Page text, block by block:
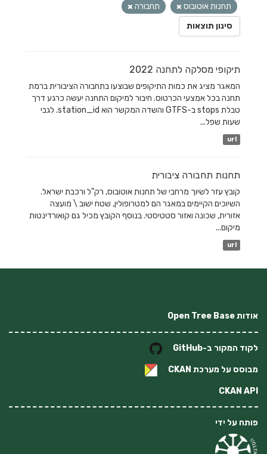
תחנות אוטובוס
תחבורה
סינון תוצאות
תיקופי מסלקה לתחנה 2022
המאגר מציג את כמות התיקופים שבוצעו בתחבורה הציבורית ברמת
תחנה בכל אמצעי הכרטוס. חיבור למיקום התחנה יעשה כרגע דרך
טבלת stops ב-GTFS והשדה המקשר הוא station_id. לגבי
שעות שפל...
url
תחנות תחבורה ציבורית
קובץ עזר לשיוך מרחבי של תחנות אוטובוס, רק"ל ורכבת ישראל.
השיוכים הקיימים במאגר הם למטרופולין, שטח ישוב \ מועצה
אזורית, שכונה ואזור סטטיסטי. בנוסף הקובץ מכיל גם קואורדינטות
מיקום...
url
אודות Open Tree Base
לקוד המקור ב-GitHub
מבוסס על מערכת CKAN
CKAN API
פותח על ידי